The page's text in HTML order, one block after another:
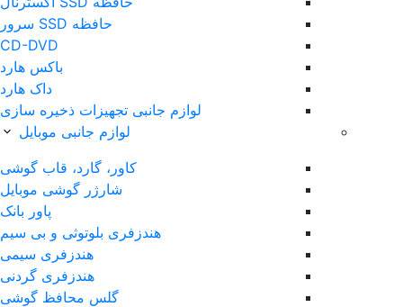
حافظه SSD سرور
CD-DVD
باکس هارد
داک هارد
لوازم جانبی تجهیزات ذخیره سازی
لوازم جانبی موبایل
کاور، گارد، قاب گوشی
شارژر گوشی موبایل
پاور بانک
هندزفری بلوتوثی و بی سیم
هندزفری سیمی
هندزفری گردنی
گلس محافظ گوشی